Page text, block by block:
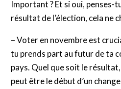
Important ? Et si oui, penses-
résultat de l’élection, cela ne
– Voter en novembre est
tu prends part au futur de ta
pays. Quel que soit le
peut être le début d’un